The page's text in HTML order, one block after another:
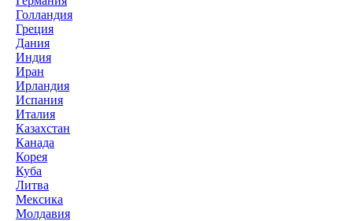
Голландия
Греция
Дания
Индия
Иран
Ирландия
Испания
Италия
Казахстан
Канада
Корея
Куба
Литва
Мексика
Молдавия